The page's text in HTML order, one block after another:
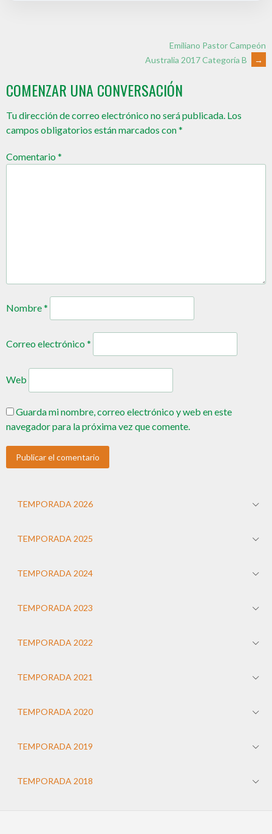
Emiliano Pastor Campeón
Australia 2017 Categoría B
→
COMENZAR UNA CONVERSACIÓN
Tu dirección de correo electrónico no será publicada. Los
campos obligatorios están marcados con*
Comentario*
Nombre*
Correo electrónico*
Web
Guarda mi nombre, correo electrónico y web en este
navegador para la próxima vez que comente.
TEMPORADA 2026
TEMPORADA 2025
TEMPORADA 2024
TEMPORADA 2023
TEMPORADA 2022
TEMPORADA 2021
TEMPORADA 2020
TEMPORADA 2019
TEMPORADA 2018